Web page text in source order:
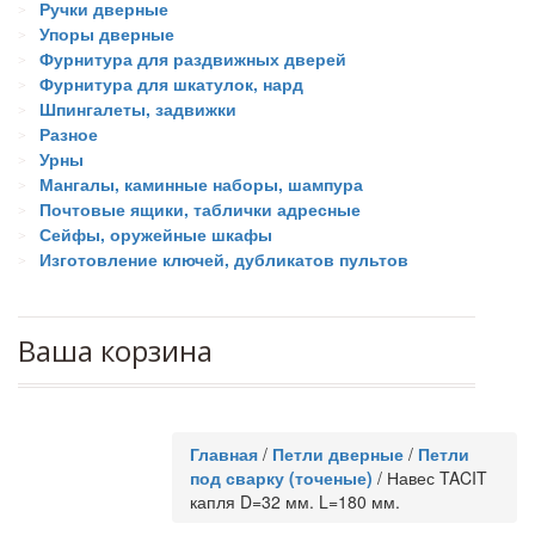
Ручки дверные
Упоры дверные
Фурнитура для раздвижных дверей
Фурнитура для шкатулок, нард
Шпингалеты, задвижки
Разное
Урны
Мангалы, каминные наборы, шампура
Почтовые ящики, таблички адресные
Сейфы, оружейные шкафы
Изготовление ключей, дубликатов пультов
Ваша корзина
Главная / Петли дверные / Петли
под сварку (точеные) / Навес TACIT
капля D=32 мм. L=180 мм.